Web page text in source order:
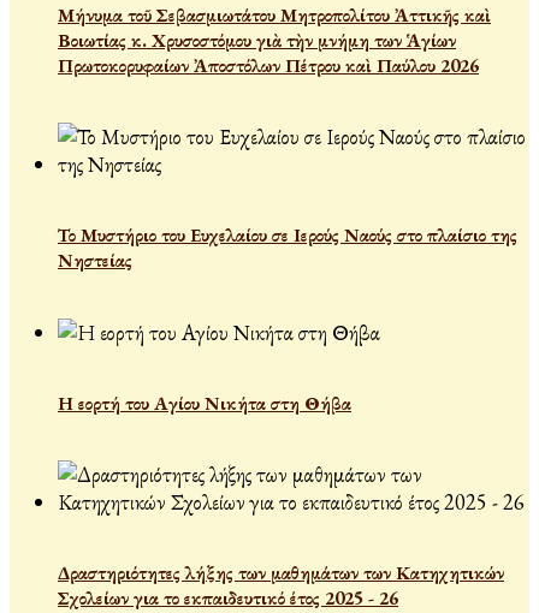
Μήνυμα τοῦ Σεβασμιωτάτου Μητροπολίτου Ἀττικῆς καὶ
Βοιωτίας κ. Χρυσοστόμου γιὰ τὴν μνήμη των Ἁγίων
Πρωτοκορυφαίων Ἀποστόλων Πέτρου καὶ Παύλου 2026
Το Μυστήριο του Ευχελαίου σε Ιερούς Ναούς στο πλαίσιο της
Νηστείας
Η εορτή του Αγίου Νικήτα στη Θήβα
Δραστηριότητες λήξης των μαθημάτων των Κατηχητικών
Σχολείων για το εκπαιδευτικό έτος 2025 - 26